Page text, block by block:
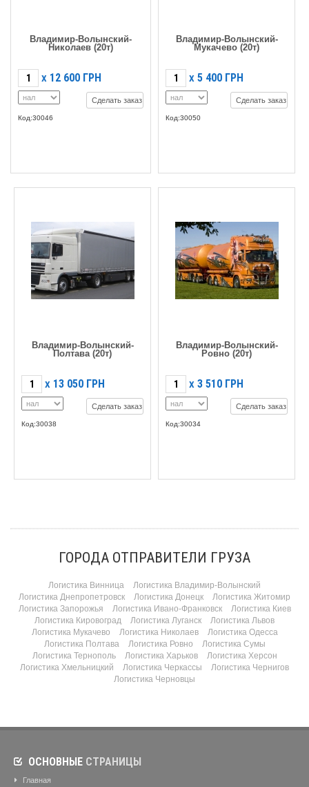
Владимир-Волынский-
Николаев (20т)
X 12 600 ГРН
Сделать заказ
Код:30046
Владимир-Волынский-
Мукачево (20т)
X 5 400 ГРН
Сделать заказ
Код:30050
Владимир-Волынский-
Полтава (20т)
X 13 050 ГРН
Сделать заказ
Код:30038
Владимир-Волынский-
Ровно (20т)
X 3 510 ГРН
Сделать заказ
Код:30034
ГОРОДА ОТПРАВИТЕЛИ ГРУЗА
Логистика Винница
Логистика Владимир-Волынский
Логистика Днепропетровск
Логистика Донецк
Логистика Житомир
Логистика Запорожья
Логистика Ивано-Франковск
Логистика Киев
Логистика Кировоград
Логистика Луганск
Логистика Львов
Логистика Мукачево
Логистика Николаев
Логистика Одесса
Логистика Полтава
Логистика Ровно
Логистика Сумы
Логистика Тернополь
Логистика Харьков
Логистика Херсон
Логистика Хмельницкий
Логистика Черкассы
Логистика Чернигов
Логистика Черновцы
ОСНОВНЫЕ СТРАНИЦЫ
Главная